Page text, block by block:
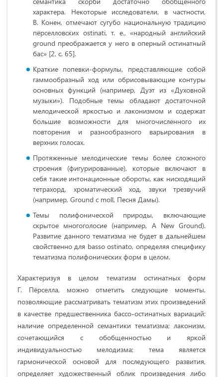
характера. Некоторые исследователи, в частности,
В. Конен, отмечают сугубо национальную традицию
пёрселловских ostinati, т. е., «народный английский
ground преображается у него в оперный остинатный
бас» [2, с. 65].
Краткие попевки-формулы, представляющие собой
гаммообразный ход или обрисовывающие контуры
основных функций (например, Дуэт из «Духовной
музыки»). Подобные темы обладают достаточной
мелодической яркостью и лаконизмом и содержат
большие возможности для многочисленного их
повторения и разнообразного варьирования в
верхних голосах.
Протяженные мелодические темы более сложного
строения (фигурированные), которые включают в
себя такие интонационные обороты, как нисходящий
тетрахорд, хроматический ход, звуки трезвучий
(например, Ground c moll, Песня Дамы).
Темы полифонической природы, включающие
скрытое многоголосие (например, A New Ground).
Развитие данного тематизма не будет в дальнейшем
свойственно для basso ostinato, определяя специфику
тематизма полифонических форм в целом.
Характеризуя в целом тематизм остинатных форм
Г. Пёрселла, можно отметить следующие моменты,
позволяющие рассматривать тематизм этих произведений
в качестве предшественника бассо-остинатных вариаций:
наличие определенной семантики тематизма; лаконизм,
сочетающийся с обобщенностью и яркой
индивидуальностью мелодизма; тема является
гармонической основой для последующего развития,
определяет художественный облик произведения либо